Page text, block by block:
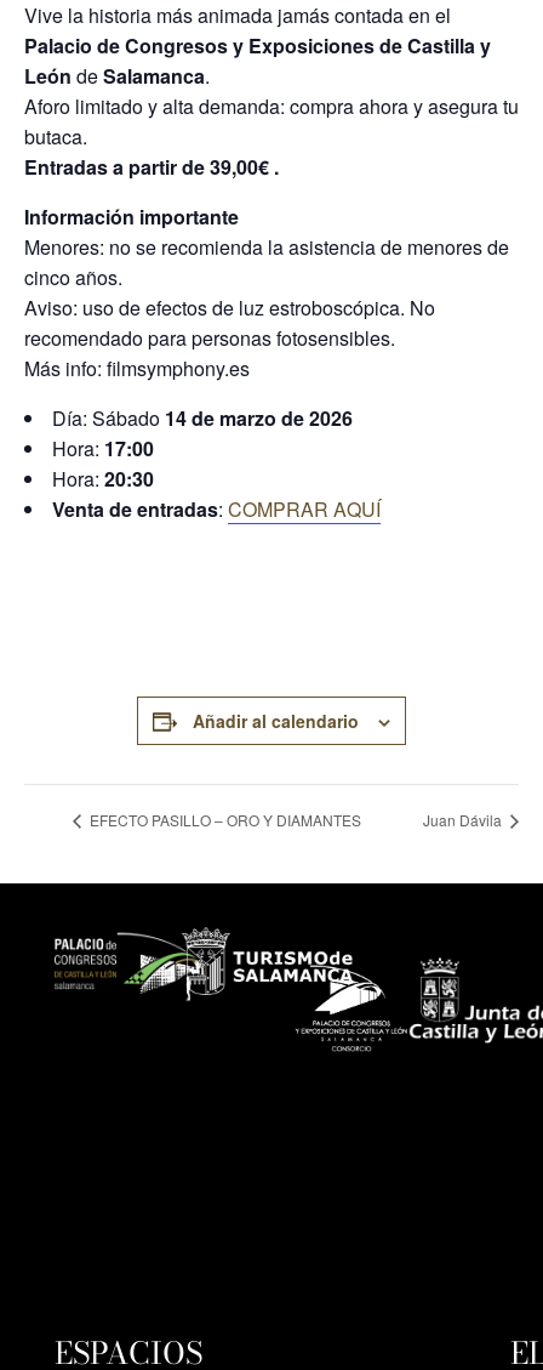
Vive la historia más animada jamás contada en el
Palacio de Congresos y Exposiciones de Castilla y
León deSalamanca.
Aforo limitado y alta demanda: compra ahora y asegura tu
butaca.
Entradas a partir de 39,00€ .
Información importante
Menores: no se recomienda la asistencia de menores de
cinco años.
Aviso: uso de efectos de luz estroboscópica. No
recomendado para personas fotosensibles.
Más info: filmsymphony.es
Día: Sábado 14 de marzo de 2026
Hora: 17:00
Hora: 20:30
Venta de entradas: COMPRAR AQUÍ
Añadir al calendario
EFECTO PASILLO – ORO Y DIAMANTES Juan Dávila
ESPACIOS